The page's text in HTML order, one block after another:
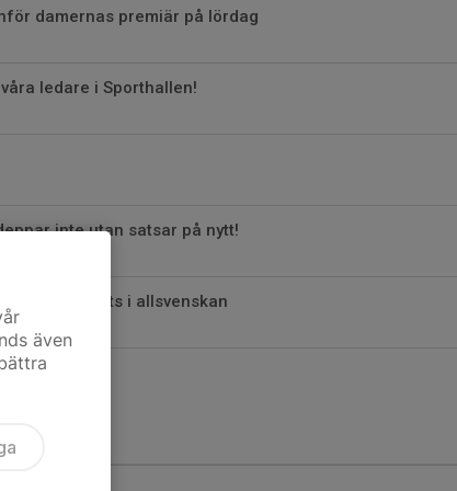
damernas premiär på lördag
ledare i Sporthallen!
inte utan satsar på nytt!
säkra en plats i allsvenskan
även